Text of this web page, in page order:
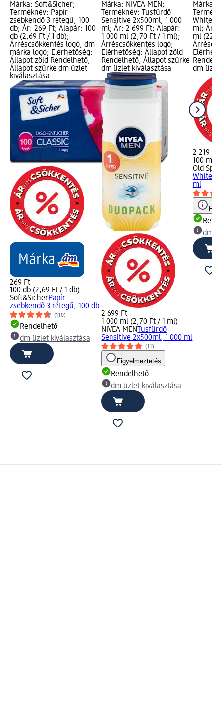
Márka: Soft&Sicher;
Terméknév: Papír
zsebkendő 3 rétegű, 100
db; Ár: 269 Ft; Alapár: 100
db (2,69 Ft / 1 db);
Árréscsökkentés logó, dm
márka logó; Elérhetőség:
Állapot zöld Rendelhető,
Állapot szürke dm üzlet
kiválasztása
269 Ft
100 db (2,69 Ft / 1 db)
Soft&SicherPapír
zsebkendő 3 rétegű, 100 db
(110)
Rendelhető
dm üzlet kiválasztása
Márka: NIVEA MEN;
Terméknév: Tusfürdő
Sensitive 2x500ml, 1 000
ml; Ár: 2 699 Ft; Alapár:
1 000 ml (2,70 Ft / 1 ml);
Árréscsökkentés logó;
Elérhetőség: Állapot zöld
Rendelhető, Állapot szürke
dm üzlet kiválasztása
2 699 Ft
1 000 ml (2,70 Ft / 1 ml)
NIVEA MEN
Tusfürdő
Sensitive 2x500ml, 1 000 ml
(11)
Figyelmeztetés
Rendelhető
dm üzlet kiválasztása
Márka:
ml; Ár: 2
ml
dm
2 219 Ft
100 ml
Old
ml
dm